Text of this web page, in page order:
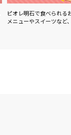
ピオレ明石で食べられる
メニューやスイーツなど